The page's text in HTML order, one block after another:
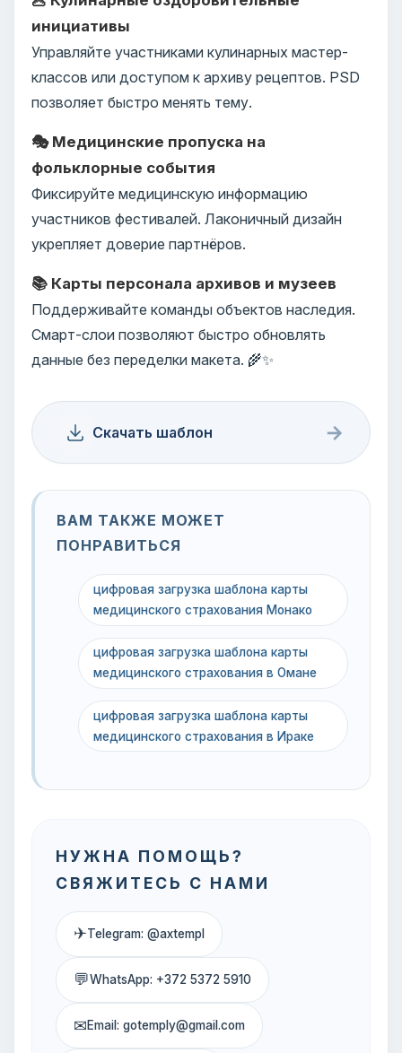
инициативы
Управляйте участниками кулинарных мастер-
классов или доступом к архиву рецептов. PSD
позволяет быстро менять тему.
🎭 Медицинские пропуска на
фольклорные события
Фиксируйте медицинскую информацию
участников фестивалей. Лаконичный дизайн
укрепляет доверие партнёров.
📚 Карты персонала архивов и музеев
Поддерживайте команды объектов наследия.
Смарт-слои позволяют быстро обновлять
данные без переделки макета. 🌾✨
Скачать шаблон →
ВАМ ТАКЖЕ МОЖЕТ
ПОНРАВИТЬСЯ
цифровая загрузка шаблона карты
медицинского страхования Монако
цифровая загрузка шаблона карты
медицинского страхования в Омане
цифровая загрузка шаблона карты
медицинского страхования в Ираке
НУЖНА ПОМОЩЬ?
СВЯЖИТЕСЬ С НАМИ
✈Telegram: @axtempl
💬WhatsApp: +372 5372 5910
✉Email: gotemply@gmail.com